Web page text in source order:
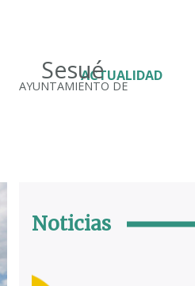
Sesué
AYUNTAMIENTO DE
ACTUALIDAD
Noticias